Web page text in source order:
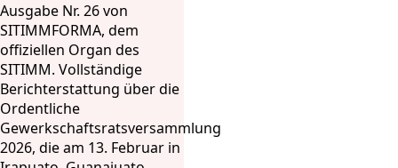
Ausgabe Nr. 26 von
SITIMMFORMA, dem
offiziellen Organ des
SITIMM. Vollständige
Berichterstattung über die
Ordentliche
Gewerkschaftsratsversammlung
2026, die am 13. Februar in